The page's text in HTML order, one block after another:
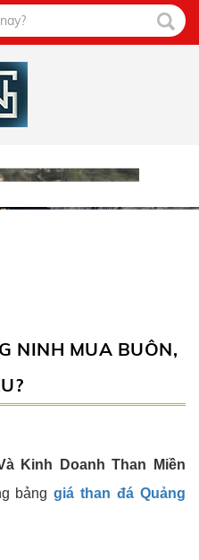
NINH MUA BUÔN,
Kinh Doanh Than Miền
bảnggiá than đá Quảng